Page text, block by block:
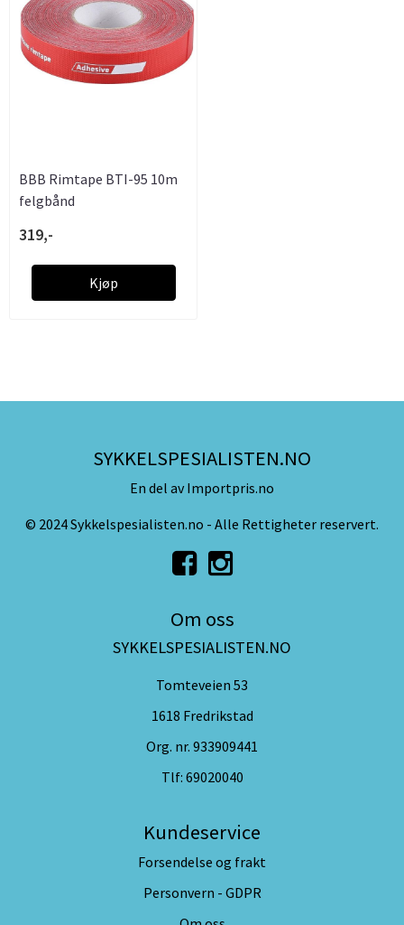
BBB Rimtape BTI-95 10m
felgbånd
319,-
Kjøp
SYKKELSPESIALISTEN.NO
En del av Importpris.no
© 2024 Sykkelspesialisten.no - Alle Rettigheter reservert.
Om oss
SYKKELSPESIALISTEN.NO
Tomteveien 53
1618 Fredrikstad
Org. nr. 933909441
Tlf: 69020040
Kundeservice
Forsendelse og frakt
Personvern - GDPR